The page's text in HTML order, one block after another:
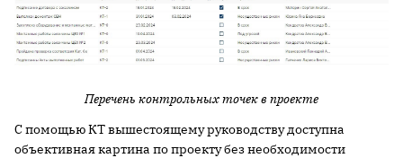
Перечень контрольных точек в проекте
С помощью КТ вышестоящему руководству доступна
объективная картина по проекту без необходимости